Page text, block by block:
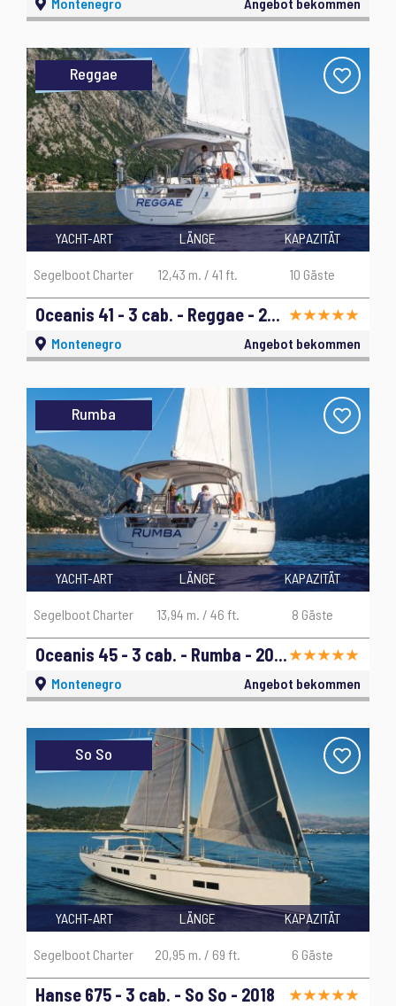
Reggae
Oceanis 41 - 3 cab. - Reggae - 2014
YACHT-ART
Segelboot Charter
LÄNGE
12,43 m. / 41 ft.
KAPAZITÄT
10 Gäste
Montenegro Angebot bekommen
Rumba
Oceanis 45 - 3 cab. - Rumba - 2014
YACHT-ART
Segelboot Charter
LÄNGE
13,94 m. / 46 ft.
KAPAZITÄT
8 Gäste
Montenegro Angebot bekommen
So So
Hanse 675 - 3 cab. - So So - 2018
YACHT-ART
Segelboot Charter
LÄNGE
20,95 m. / 69 ft.
KAPAZITÄT
6 Gäste